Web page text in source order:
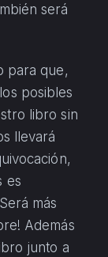
será
para que,
posibles
libro sin
llevará
es
más
Además
junto a